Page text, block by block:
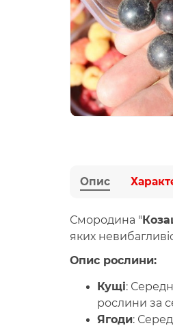
Опис
Смородина "
яких
Опис рослини:
Кущі:
рослини за
Ягоди: